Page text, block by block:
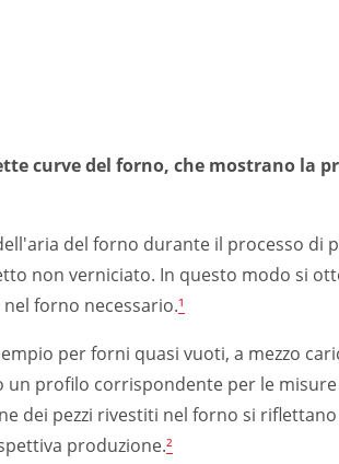
curve del forno, che mostrano la
del forno durante il processo di
non verniciato. In questo modo si
forno necessario.¹
per forni quasi vuoti, a mezzo
profilo corrispondente per le
dei pezzi rivestiti nel forno si
produzione.²